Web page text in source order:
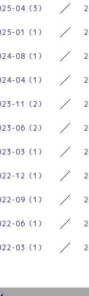
04（3）
01（1）
08（1）
04（1）
11（2）
06（2）
03（1）
12（1）
09（1）
06（1）
03（1）